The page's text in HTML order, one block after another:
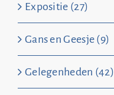
Expositie (27)
Gans en Geesje (9)
Gelegenheden (42)